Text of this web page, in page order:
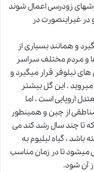
زودرسی اعمال شوند
غیراینصورت در
و همانند بسیاری از
و مردم مختلف سراسر
نیلوفر قرار میگیرد و
. این گل بیشتر
اروپایی است ، اما
از چین و همینطور
تا چند سال رشد کند می
سانتی متر داشته باشد ، گیاه لیلیوم به
میشود تا در زمان مناسب
آن شود.